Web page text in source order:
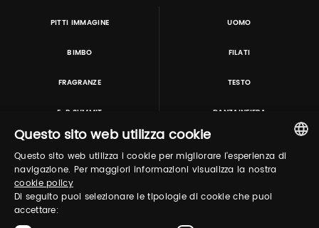
PITTI IMMAGINE UOMO
BIMBO FILATI
FRAGRANZE TESTO
E-P SUMMIT DANZAINFIERA
TUTORING & CONSULTING
ITALIAN
Questo sito web utilizza cookie
Questo sito web utilizza i cookie per migliorare l'esperienza di
navigazione. Per maggiori informazioni visualizza la nostra
cookie policy
Di seguito puoi selezionare le tipologie di cookie che puoi
accettare: